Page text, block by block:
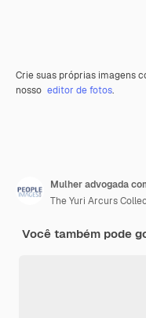
Crie suas próprias imagens
nosso editor de fotos.
The Yuri Arcurs
Você também pode